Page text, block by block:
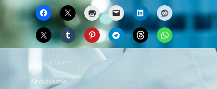
Lire La Suite
Strabisme